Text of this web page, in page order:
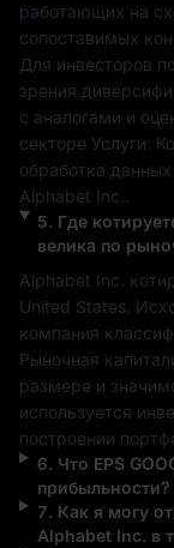
работающих на
сопоставимых
Для инвесторов
зрения
с аналогами и
секторе Услуги:
обработка данных
Alphabet Inc.
5. Где
велика по
Alphabet Inc.
United States .
компания
Рыночная
размере и
используется
построении
6. Что EPS
прибыльности?
7. Как я могу
Alphabet Inc. в